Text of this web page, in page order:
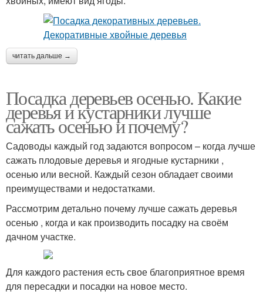
читать дальше →
Посадка деревьев осенью. Какие
деревья и кустарники лучше
сажать осенью и почему?
Садоводы каждый год задаются вопросом – когда лучше
сажать плодовые деревья и ягодные кустарники ,
осенью или весной. Каждый сезон обладает своими
преимуществами и недостатками.
Рассмотрим детально почему лучше сажать деревья
осенью , когда и как производить посадку на своём
дачном участке.
Для каждого растения есть свое благоприятное время
для пересадки и посадки на новое место.